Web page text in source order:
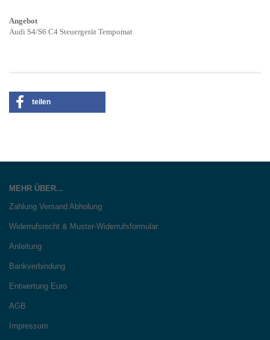
Angebot
Audi S4/S6 C4 Steuergerät Tempomat
teilen
MEHR ÜBER...
Zahlung Versand Abholung
Widerrufsrecht & Muster-Widerrufsformular
Anleitung
Bankverbindung
Entwertung Euro
AGB
Impressum